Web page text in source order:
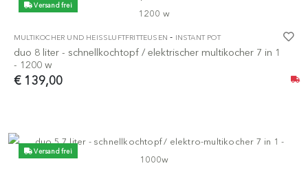
Versand frei
MULTIKOCHER UND HEISSLUFTFRITTEUSEN - INSTANT POT
duo 8 liter - schnellkochtopf / elektrischer multikocher 7 in 1
- 1200 w
€ 139,00
Versand frei